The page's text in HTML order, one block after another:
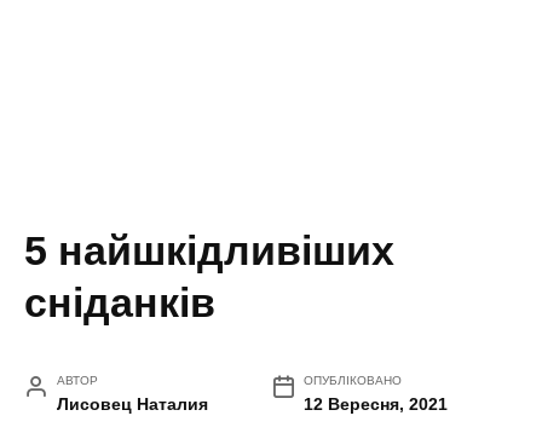
5 найшкідливіших
сніданків
АВТОР
Лисовец Наталия
ОПУБЛІКОВАНО
12 Вересня, 2021